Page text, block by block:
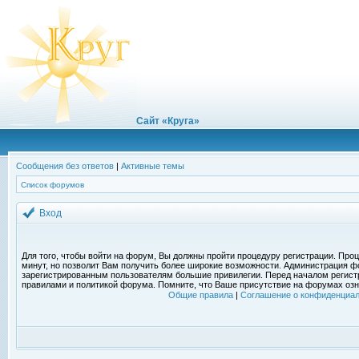
Сайт «Круга»
Сообщения без ответов | Активные темы
Список форумов
Вход
Для того, чтобы войти на форум, Вы должны пройти процедуру регистрации.
минут, но позволит Вам получить более широкие возможности. Администрация
зарегистрированным пользователям большие привилегии. Перед началом
правилами и политикой форума. Помните, что Ваше присутствие на форумах
Общие правила| Соглашение о